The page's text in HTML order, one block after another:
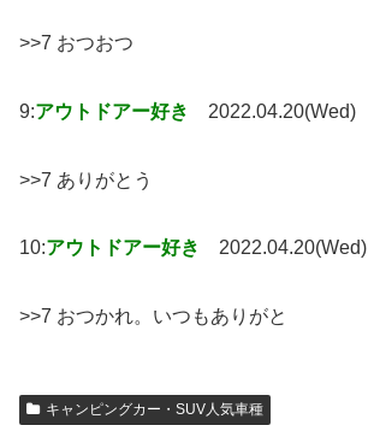
>>7 おつおつ
9:アウトドアー好き 2022.04.20(Wed)
>>7 ありがとう
10:アウトドアー好き 2022.04.20(Wed)
>>7 おつかれ。いつもありがと
キャンピングカー・SUV人気車種